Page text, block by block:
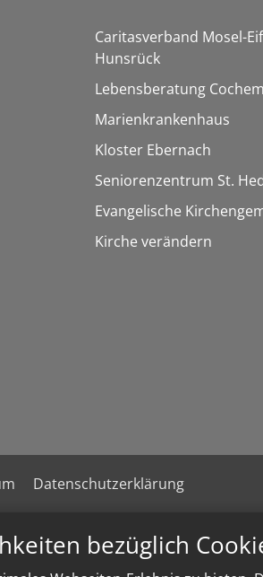
bezüglich
Caritasverband Mosel-
Hunsrück
Lebensberatung Cochem
Marienkrankenhaus
Kloster Ebernach
Seniorenzentrum St.
Evangelische
Kirche verändern
Datenschutzerklärung